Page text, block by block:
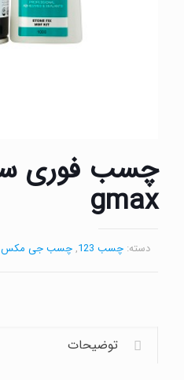
gmax
دسته: چسب 123 ,چسب جی مکس
توضیحات